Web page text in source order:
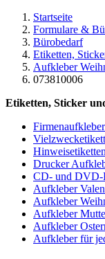
Startseite
Formulare &
Bürobedarf
Etiketten,
Aufkleber
073810006
Etiketten, Sticker
Firmenaufkleber
Hinweisetiketten
Drucker
CD- und DVD-
Aufkleber
Aufkleber
Aufkleber
Aufkleber
Aufkleber für